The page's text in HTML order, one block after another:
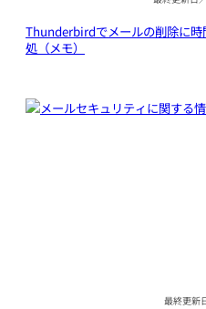
Thunderbirdでメールの削除に
処（メモ）